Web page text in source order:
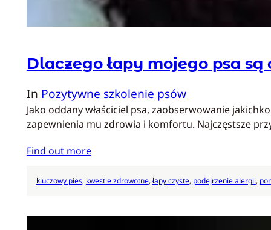
Dlaczego łapy mojego psa są
In Pozytywne szkolenie psów
Jako oddany właściciel psa, zaobserwowanie
zapewnienia mu zdrowia i komfortu. Najczęstsze
Find out more
kluczowy pies, kwestie zdrowotne, łapy czyste, podejrzenie alergii,